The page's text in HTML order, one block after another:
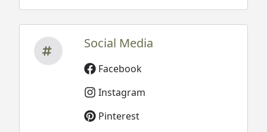
Social Media
Facebook
Instagram
Pinterest